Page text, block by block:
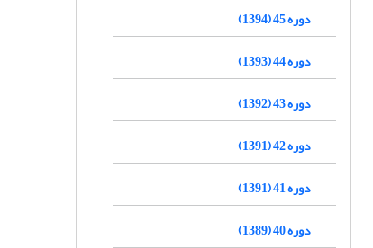
دوره 45 (1394)
دوره 44 (1393)
دوره 43 (1392)
دوره 42 (1391)
دوره 41 (1391)
دوره 40 (1389)